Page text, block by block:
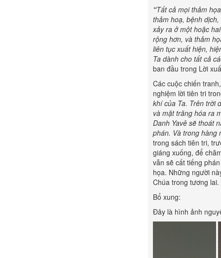
“Tất cả mọi thảm
thảm hoạ, bệnh
xảy ra ở một hoặc
rộng hơn, và thảm
liên tục xuất hiện,
Ta dành cho tất cả
ban đầu trong Lời
Các cuộc chiến
nghiệm lời tiên tri
khí của Ta. Trên trời
và mặt trăng hóa ra
Danh Yavê sẽ thoát
phán. Và trong hàng
trong sách tiên tri,
giáng xuống, để
vẫn sẽ cất tiếng
họa. Những người
Chúa trong tương lai.
Bổ xung:
Đây là hình ảnh